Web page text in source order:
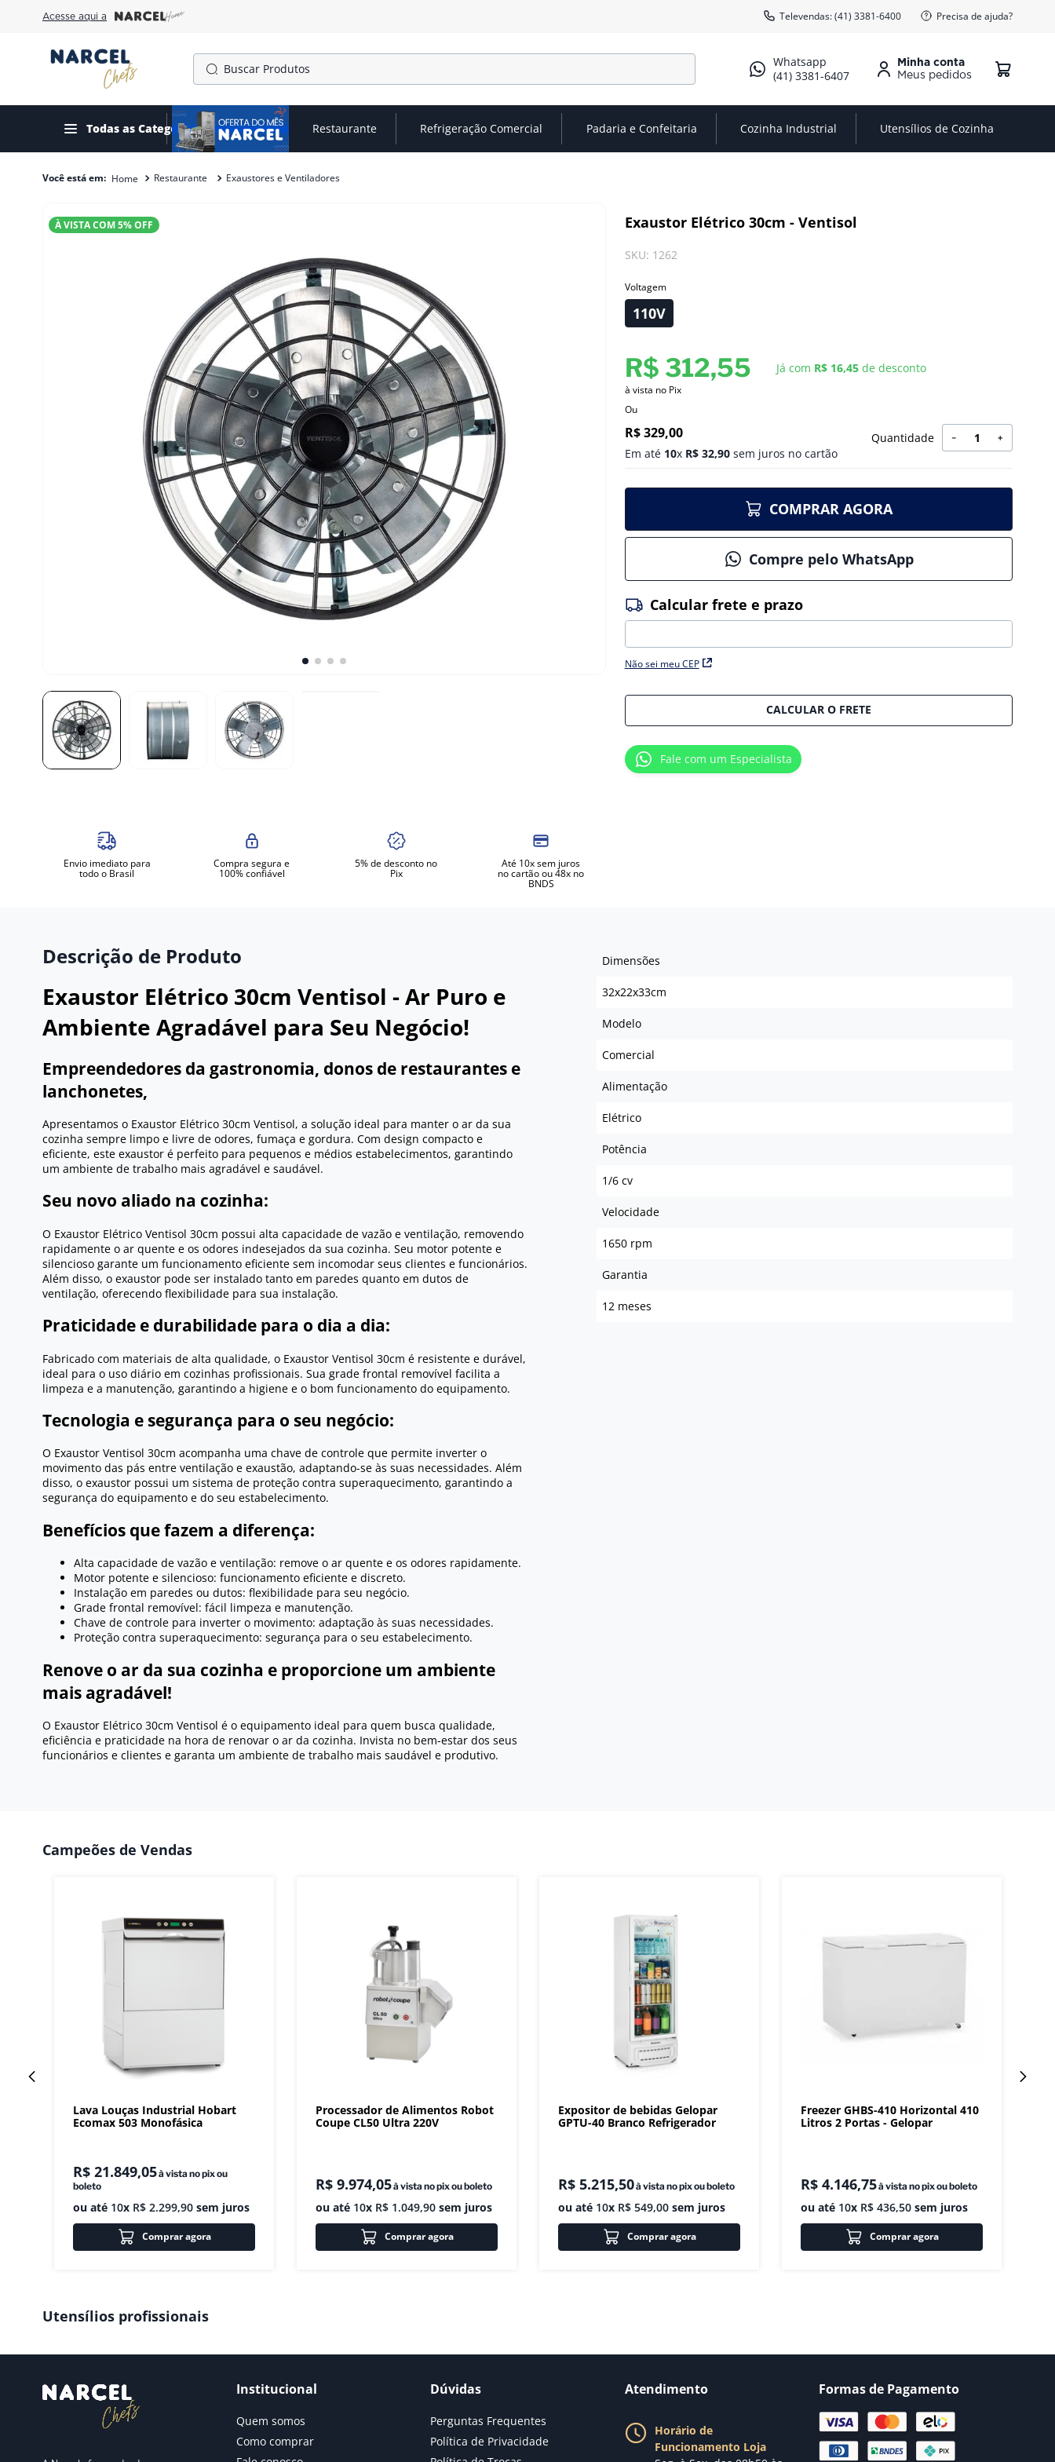
Acesse aqui a Televendas: (41) 3381-6400 Precisa de ajuda?
Buscar Produtos
(41) 3381-6407
Minha conta
Todas as CategoriasOfertas do mês Restaurante Refrigeração Comercial Padaria e Confeitaria Cozinha Industrial Utensílios de Cozinha
Restaurante Exaustores e Ventiladores
À VISTA COM5% OFF
Envio imediato para
todo o Brasil
Compra segura e
100% confiável
5% de desconto no
Pix
Até 10x sem juros
no cartão ou 48x no
BNDS
Exaustor Elétrico 30cm - Ventisol
SKU: 1262
Voltagem
110V
R$ 312,55 Já com R$ 16,45de desconto
à vista no Pix
Ou
R$ 329,00
Em até 10x R$ 32,90sem juros no cartão
Quantidade ＋
－
COMPRAR AGORA
Compre pelo WhatsApp
Não sei meu CEP
CALCULAR O FRETE
Fale com um Especialista
Descrição de Produto
Exaustor Elétrico 30cm Ventisol - Ar Puro e
Ambiente Agradável para Seu Negócio!
Empreendedores da gastronomia, donos de restaurantes e
lanchonetes,
Apresentamos o Exaustor Elétrico 30cm Ventisol, a solução ideal para manter o ar da sua
cozinha sempre limpo e livre de odores, fumaça e gordura. Com design compacto e
eficiente, este exaustor é perfeito para pequenos e médios estabelecimentos, garantindo
um ambiente de trabalho mais agradável e saudável.
Seu novo aliado na cozinha:
O Exaustor Elétrico Ventisol 30cm possui alta capacidade de vazão e ventilação, removendo
rapidamente o ar quente e os odores indesejados da sua cozinha. Seu motor potente e
silencioso garante um funcionamento eficiente sem incomodar seus clientes e funcionários.
Além disso, o exaustor pode ser instalado tanto em paredes quanto em dutos de
ventilação, oferecendo flexibilidade para sua instalação.
Praticidade e durabilidade para o dia a dia:
Fabricado com materiais de alta qualidade, o Exaustor Ventisol 30cm é resistente e durável,
ideal para o uso diário em cozinhas profissionais. Sua grade frontal removível facilita a
limpeza e a manutenção, garantindo a higiene e o bom funcionamento do equipamento.
Tecnologia e segurança para o seu negócio:
O Exaustor Ventisol 30cm acompanha uma chave de controle que permite inverter o
movimento das pás entre ventilação e exaustão, adaptando-se às suas necessidades. Além
disso, o exaustor possui um sistema de proteção contra superaquecimento, garantindo a
segurança do equipamento e do seu estabelecimento.
Benefícios que fazem a diferença:
Alta capacidade de vazão e ventilação: remove o ar quente e os odores rapidamente.
Motor potente e silencioso: funcionamento eficiente e discreto.
Instalação em paredes ou dutos: flexibilidade para seu negócio.
Grade frontal removível: fácil limpeza e manutenção.
Chave de controle para inverter o movimento: adaptação às suas necessidades.
Proteção contra superaquecimento: segurança para o seu estabelecimento.
Renove o ar da sua cozinha e proporcione um ambiente
mais agradável!
O Exaustor Elétrico 30cm Ventisol é o equipamento ideal para quem busca qualidade,
eficiência e praticidade na hora de renovar o ar da cozinha. Invista no bem-estar dos seus
funcionários e clientes e garanta um ambiente de trabalho mais saudável e produtivo.
Dimensões
32x22x33cm
Modelo
Comercial
Alimentação
Elétrico
Potência
1/6 cv
Velocidade
1650 rpm
Garantia
12 meses
Campeões de Vendas
Lava Louças Industrial Hobart
Ecomax 503 Monofásica
R$ 21.849,05à vista no pix ou
boleto
ou até 10x R$ 2.299,90sem juros
Comprar agora
Processador de Alimentos Robot
Coupe CL50 Ultra 220V
R$ 9.974,05à vista no pix ou boleto
ou até 10x R$ 1.049,90sem juros
Comprar agora
Expositor de bebidas Gelopar
GPTU-40 Branco Refrigerador
R$ 5.215,50à vista no pix ou boleto
ou até 10x R$ 549,00sem juros
Comprar agora
Freezer GHBS-410 Horizontal 410
Litros 2 Portas - Gelopar
R$ 4.146,75à vista no pix ou boleto
ou até 10x R$ 436,50sem juros
Comprar agora
Utensílios profissionais
Institucional
Quem somos
Como comprar
Dúvidas
Perguntas Frequentes
Política de Privacidade
Atendimento
Horário de
Funcionamento Loja
Formas de Pagamento
1º
cafeteira
2º
fogão
3º
forno
panela pressão
moedor
8º
gelopar
9º
fritadeira
10º robot coupe